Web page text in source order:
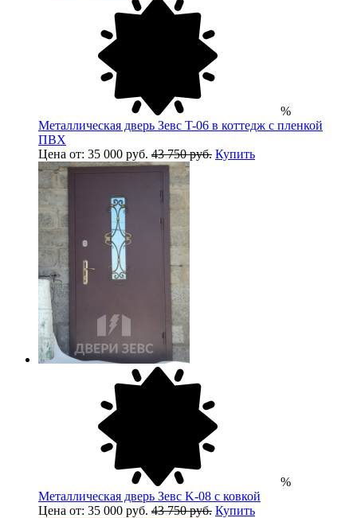
%
Металлическая дверь Зевс T-06 в коттедж с пленкой
ПВХ
Цена от: 35 000 руб. 43 750 руб. Купить
%
Металлическая дверь Зевс K-08 с ковкой
Цена от: 35 000 руб. 43 750 руб. Купить